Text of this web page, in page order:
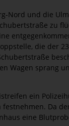
Nord und die
zu
die der
Wagen sprang
ein
Da
eine